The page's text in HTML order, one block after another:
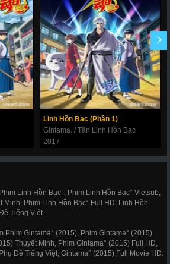
Linh Hồn Bạc (Phần 1)
Gintama. / Tân Linh Hồn Bạc
2017
Linh Hồn Bạc°, Phim Linh Hồn Bạc° Vietsub,
Minh, Phim Linh Hồn Bạc° Full HD, Linh Hồn
Tiếng Việt.
Phim Gintama° (2015), Phim Gintama° (2015)
Thuyết Minh, Phim Gintama° (2015) Full HD,
Đề Tiếng Việt, Gintama° (2015) Full Movie HD.